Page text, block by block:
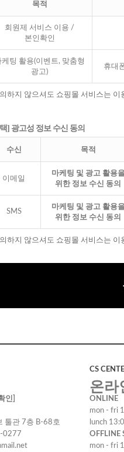
목적
회원제 서비스 이용 /
본인확인
케팅 활용(이벤트, 맞춤형
광고)
휴대
하지 않으셔도 쇼핑몰 서비스는 이
] 광고성 정보 수신 동의
수신 목적
이메일
마케팅 및 광고 활용
위한 정보 수신 동의
SMS
마케팅 및 광고 활용
위한 정보 수신 동의
하지 않으셔도 쇼핑몰 서비스는 이
인]
툴관 7층 B-68호
0277
CS
온
ONLINE
mon - fri
lunch
OFFLINE
mon - fri